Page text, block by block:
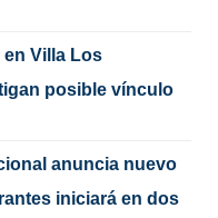
en Villa Los
posible vínculo
anuncia nuevo
iniciará en dos